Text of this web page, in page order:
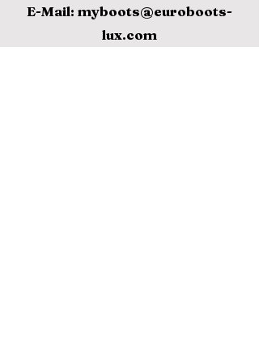
E-Mail: myboots@euroboots-
lux.com